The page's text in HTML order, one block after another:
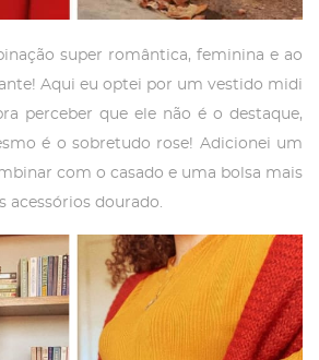
super romântica, feminina e ao
Aqui eu optei por um vestido midi
perceber que ele não é o destaque,
é o sobretudo rose! Adicionei um
com o casado e uma bolsa mais
acessórios dourado.